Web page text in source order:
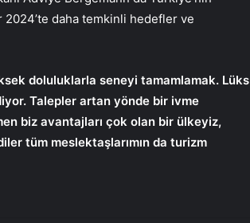
daha temkinli hedefler ve
doluluklarla seneyi tamamlamak. Lüks
Talepler artan yönde bir ivme
biz avantajları çok olan bir ülkeyiz,
tüm meslektaşlarımın da turizm